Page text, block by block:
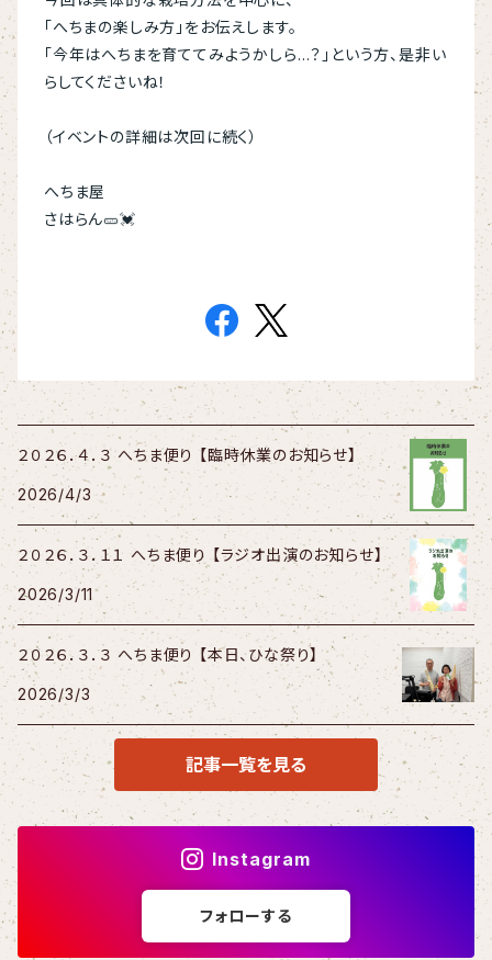
「へちまの楽しみ方」をお伝えします。
「今年はへちまを育ててみようかしら…？」という方、是非い
らしてくださいね！
（イベントの詳細は次回に続く）
へちま屋
さはらん🥒💓
２０２６．４．３ へちま便り 【臨時休業のお知らせ】
2026/4/3
２０２６．３．１１ へちま便り 【ラジオ出演のお知らせ】
2026/3/11
２０２６．３．３ へちま便り 【本日、ひな祭り】
2026/3/3
記事一覧を見る
Instagram
フォローする